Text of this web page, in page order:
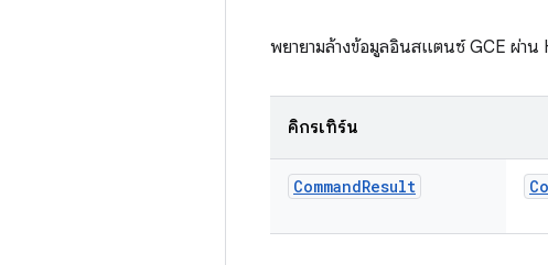
พยายามล้างข้อมูลอินสแตนซ์ GCE ผ่า
คิกรีเทิร์น
CommandResult